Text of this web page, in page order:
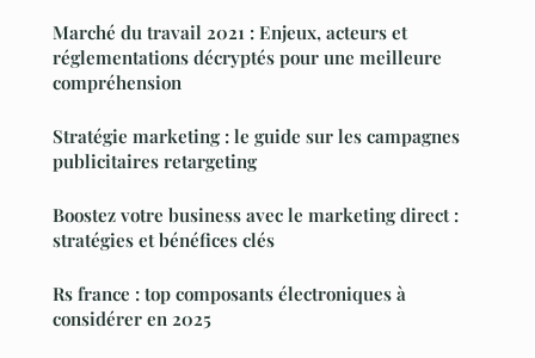
Marché du travail 2021 : Enjeux, acteurs et
réglementations décryptés pour une meilleure
compréhension
Stratégie marketing : le guide sur les campagnes
publicitaires retargeting
Boostez votre business avec le marketing direct :
stratégies et bénéfices clés
Rs france : top composants électroniques à
considérer en 2025